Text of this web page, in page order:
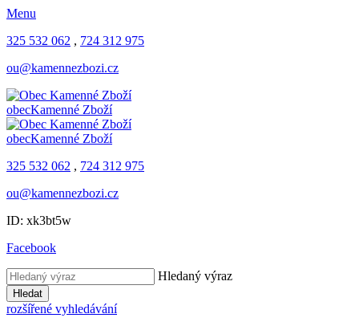
Menu
325 532 062 , 724 312 975
ou@kamennezbozi.cz
obecKamenné Zboží
obecKamenné Zboží
325 532 062 , 724 312 975
ou@kamennezbozi.cz
ID: xk3bt5w
Facebook
Hledaný výraz
Hledat
rozšířené vyhledávání